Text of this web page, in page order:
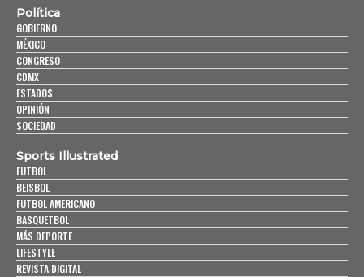
Política
GOBIERNO
MÉXICO
CONGRESO
CDMX
ESTADOS
OPINIÓN
SOCIEDAD
Sports Illustrated
FUTBOL
BEISBOL
FUTBOL AMERICANO
BASQUETBOL
MÁS DEPORTE
LIFESTYLE
REVISTA DIGITAL